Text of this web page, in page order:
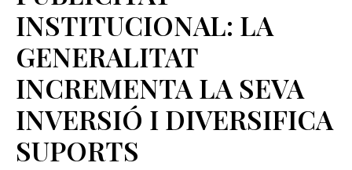
INSTITUCIONAL: LA
GENERALITAT
INCREMENTA LA SEVA
INVERSIÓ I DIVERSIFICA
SUPORTS